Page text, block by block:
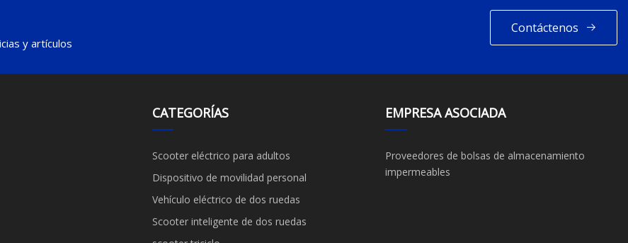
y artículos
Contáctenos
CATEGORÍAS
Scooter eléctrico para adultos
Dispositivo de movilidad personal
Vehículo eléctrico de dos ruedas
Scooter inteligente de dos ruedas
EMPRESA ASOCIADA
Proveedores de bolsas de almacenamiento
impermeables